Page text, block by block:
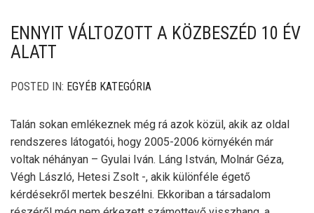
ENNYIT VÁLTOZOTT A KÖZBESZÉD 10 ÉV
ALATT
POSTED IN: EGYÉB KATEGÓRIA
Talán sokan emlékeznek még rá azok közül, akik az oldal
rendszeres látogatói, hogy 2005-2006 környékén már
voltak néhányan – Gyulai Iván. Láng István, Molnár Géza,
Végh László, Hetesi Zsolt -, akik különféle égető
kérdésekről mertek beszélni. Ekkoriban a társadalom